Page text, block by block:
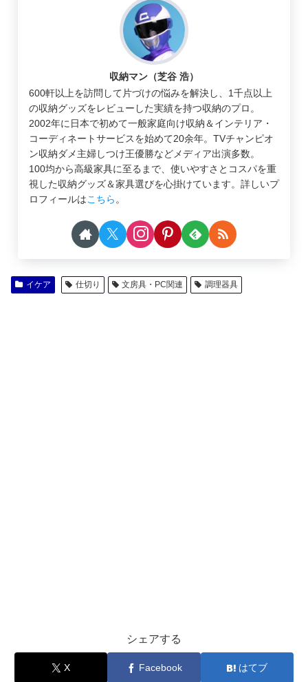
収納マン（芝谷 浩）
600軒以上を訪問して片づけの悩みを解決し、1千点以上
の収納グッズをレビューした実績を持つ収納のプロ。
2002年に日本で初めて一般家庭向け収納＆インテリア・
コーディネートサービスを始めて20余年。TVチャンピオ
ン収納ダメ主婦しつけ王優勝などメディア出演多数。
100均から高級家具に至るまで、使いやすさとコスパを重
視した収納グッズ＆家具選びを心掛けています。詳しいプ
ロフィールはこちら 。
イケア 仕切り 文房具・PC関連 調理器具
シェアする
X Facebook はてブ